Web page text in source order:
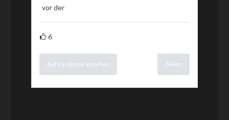
vor der
6
Auf Facebook ansehen Teilen